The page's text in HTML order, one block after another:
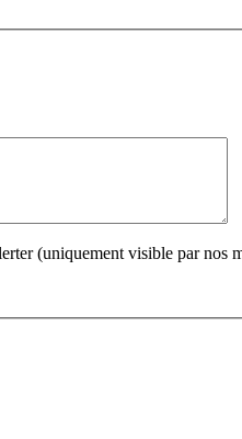
(uniquement visible par nos